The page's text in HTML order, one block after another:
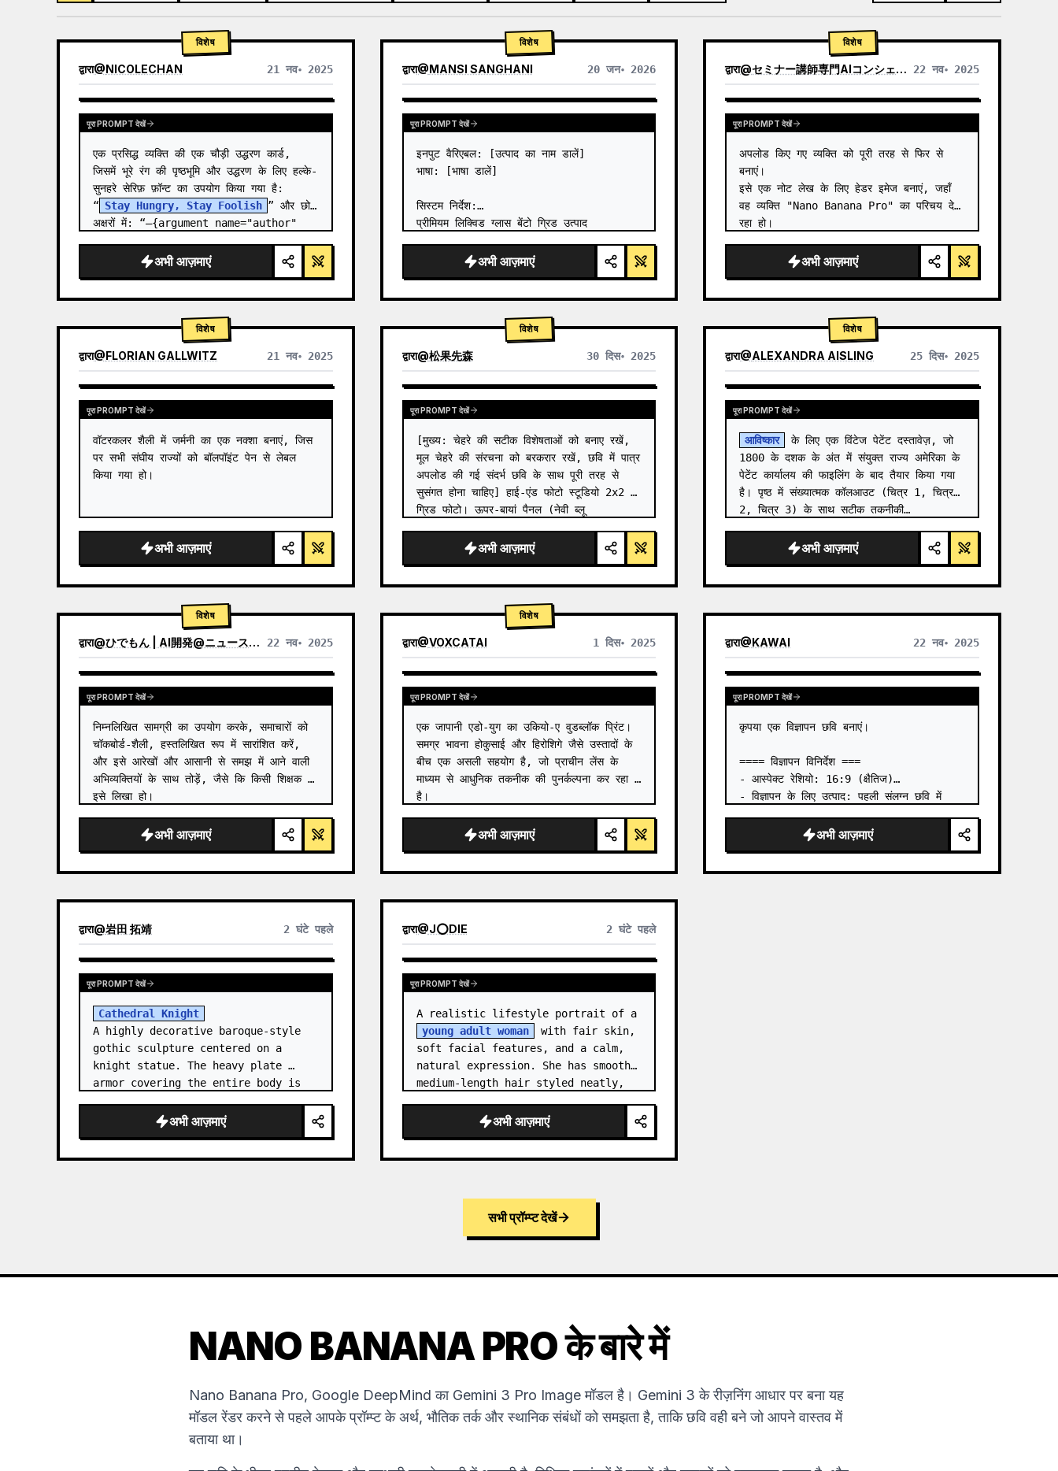
विशेष
द्वारा@NICOLECHAN 21 नव॰ 2025
अन्य मॉडल के परिणाम देखें
पूरा PROMPT देखें
एक प्रसिद्ध व्यक्ति की एक चौड़ी उद्धरण कार्ड,
जिसमें भूरे रंग की पृष्ठभूमि और उद्धरण के लिए हल्के-
सुनहरे सेरिफ़ फ़ॉन्ट का उपयोग किया गया है:
“ Stay Hungry, Stay Foolish ” और छोटे
अक्षरों में: “—{argument name="author"
अभी आज़माएं
विशेष
द्वारा@MANSI SANGHANI 20 जन॰ 2026
अन्य मॉडल के परिणाम देखें
पूरा PROMPT देखें
इनपुट वैरिएबल: [उत्पाद का नाम डालें]
भाषा: [भाषा डालें]
सिस्टम निर्देश:
प्रीमियम लिक्विड ग्लास बेंटो ग्रिड उत्पाद
(कार्ड 2 से 8 केवल टेक्स्ट शीर्षक दिखाते हैं)।
1) उत्पाद विश्लेषण:
अभी आज़माएं
विशेष
द्वारा@セミナー講師専門AIコンシェルジュ｜工藤 晶 22 नव॰ 2025
अन्य मॉडल के परिणाम देखें
पूरा PROMPT देखें
अपलोड किए गए व्यक्ति को पूरी तरह से फिर से
बनाएं।
इसे एक नोट लेख के लिए हेडर इमेज बनाएं, जहाँ
वह व्यक्ति "Nano Banana Pro" का परिचय दे
रहा हो।
शैली और रंग: सरल, हाथ से बनाया गया स्टाइल,
इटैलिक, नीले और हरे रंग के ग्रेडिएंट के…
अभी आज़माएं
विशेष
द्वारा@FLORIAN GALLWITZ 21 नव॰ 2025
पूरा PROMPT देखें
वॉटरकलर शैली में जर्मनी का एक नक्शा बनाएं, जिस
पर सभी संघीय राज्यों को बॉलपॉइंट पेन से लेबल
किया गया हो।
अभी आज़माएं
विशेष
द्वारा@松果先森 30 दिस॰ 2025
पूरा PROMPT देखें
[मुख्य: चेहरे की सटीक विशेषताओं को बनाए रखें,
मूल चेहरे की संरचना को बरकरार रखें, छवि में पात्र
अपलोड की गई संदर्भ छवि के साथ पूरी तरह से
सुसंगत होना चाहिए] हाई-एंड फोटो स्टूडियो 2x2
ग्रिड फोटो। ऊपर-बायां पैनल (नेवी ब्लू
अभी आज़माएं
विशेष
द्वारा@ALEXANDRA AISLING 25 दिस॰ 2025
अन्य मॉडल के परिणाम देखें
पूरा PROMPT देखें
आविष्कार
के लिए एक विंटेज पेटेंट दस्तावेज़, जो
1800 के दशक के अंत में संयुक्त राज्य अमेरिका के
पेटेंट कार्यालय की फाइलिंग के बाद तैयार किया गया
है। पृष्ठ में संख्यात्मक कॉलआउट (चित्र 1, चित्र
2, चित्र 3) के साथ सटीक तकनीकी…
अभी आज़माएं
विशेष
द्वारा@ひでもん | AI開発@ニュース発信 22 नव॰ 2025
अन्य मॉडल के परिणाम देखें
पूरा PROMPT देखें
निम्नलिखित सामग्री का उपयोग करके, समाचारों को
चॉकबोर्ड-शैली, हस्तलिखित रूप में सारांशित करें,
और इसे आरेखों और आसानी से समझ में आने वाली
अभिव्यक्तियों के साथ तोड़ें, जैसे कि किसी शिक्षक ने
इसे लिखा हो।
ग्रोक (Grok) से खोज परिणाम
अभी आज़माएं
विशेष
द्वारा@VOXCATAI 1 दिस॰ 2025
पूरा PROMPT देखें
एक जापानी एडो-युग का उकियो-ए वुडब्लॉक प्रिंट।
समग्र भावना होकुसाई और हिरोशिगे जैसे उस्तादों के
बीच एक असली सहयोग है, जो प्राचीन लेंस के
माध्यम से आधुनिक तकनीक की पुनर्कल्पना कर रहा
है।
**दृश्य:** {argument name="modern
scene" default="एक व्यस्त शिबुया स्क्रैम…
अभी आज़माएं
द्वारा@KAWAI 22 नव॰ 2025
पूरा PROMPT देखें
कृपया एक विज्ञापन छवि बनाएं।
==== विज्ञापन विनिर्देश ===
- आस्पेक्ट रेशियो: 16:9 (क्षैतिज)
- विज्ञापन के लिए उत्पाद: पहली संलग्न छवि में
- मुख्य आकर्षक: पहली संलग्न छवि से पुस्तक को
त्रि-आयामी तरीके से रखें
अभी आज़माएं
द्वारा@岩田 拓靖 2 घंटे पहले
पूरा PROMPT देखें
Cathedral Knight
A highly decorative baroque-style
gothic sculpture centered on a
knight statue. The heavy plate
armor covering the entire body is
and swirling filigree decorations.
अभी आज़माएं
द्वारा@J⭕DIE 2 घंटे पहले
पूरा PROMPT देखें
A realistic lifestyle portrait of a
young adult woman
with fair skin,
soft facial features, and a calm,
natural expression. She has smooth
medium-length hair styled neatly,
appearance. …अभी आज़माएं
सभी प्रॉम्प्ट देखें
NANO BANANA PRO के बारे में
Nano Banana Pro, Google DeepMind का Gemini 3 Pro Image मॉडल है। Gemini 3 के रीज़निंग आधार पर बना यह
मॉडल रेंडर करने से पहले आपके प्रॉम्प्ट के अर्थ, भौतिक तर्क और स्थानिक संबंधों को समझता है, ताकि छवि वही बने जो आपने वास्तव में
बताया था।